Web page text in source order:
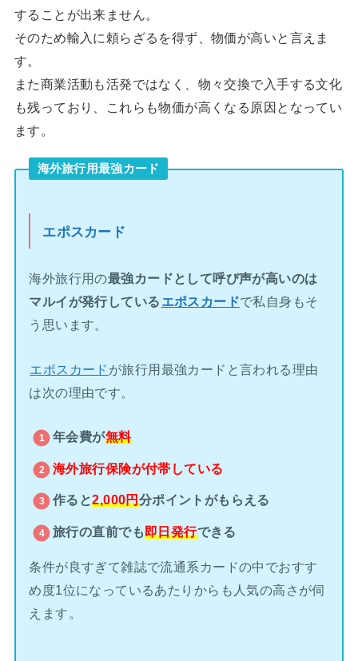
することが出来ません。
そのため輸入に頼らざるを得ず、物価が高いと言えま
す。
また商業活動も活発ではなく、物々交換で入手する文化
も残っており、これらも物価が高くなる原因となってい
ます。
海外旅行用最強カード
エポスカード
海外旅行用の最強カードとして呼び声が高いのは
マルイが発行している エポスカードで私自身もそ
う思います。
エポスカード が旅行用最強カードと言われる理由
は次の理由です。
年会費が無料
海外旅行保険が付帯している
作ると2,000円分ポイントがもらえる
旅行の直前でも即日発行できる
条件が良すぎて雑誌で流通系カードの中でおすす
め度1位になっているあたりからも人気の高さが伺
えます。